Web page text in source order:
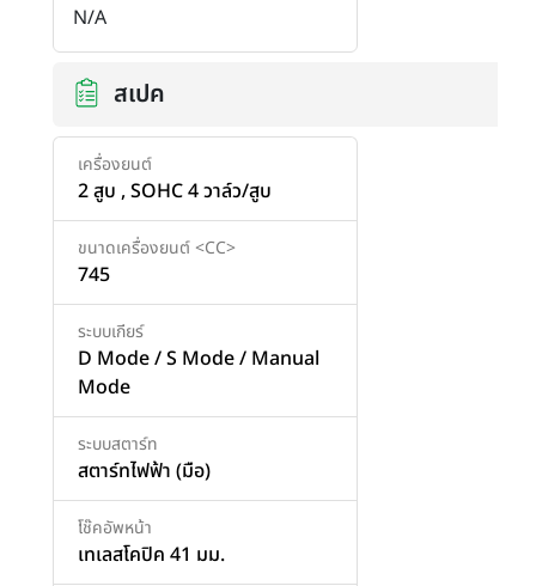
N/A
สเปค
เครื่องยนต์
2 สูบ , SOHC 4 วาล์ว/สูบ
ขนาดเครื่องยนต์ <CC>
745
ระบบเกียร์
D Mode / S Mode / Manual
Mode
ระบบสตาร์ท
สตาร์ทไฟฟ้า (มือ)
โช๊คอัพหน้า
เทเลสโคปิค 41 มม.